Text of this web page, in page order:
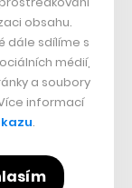
obsahu.
dále sdílíme s
médií,
a soubory
informací
.